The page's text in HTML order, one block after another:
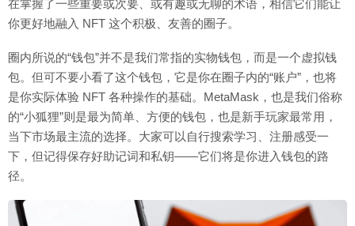
在掌握了一些重要或次要、或有趣或无聊的术语，相信它们能让
你更好地融入 NFT 这个积极、友善的圈子。
圈内所说的“钱包”并不是我们常指的实物钱包，而是一个虚拟钱
包。但可不要小看了这个钱包，它是你在圈子内的“账户”，也将
是你实际体验 NFT 各种操作的基础。MetaMask，也是我们俗称
的“小狐狸”则是最为简单、方便的钱包，也是新手玩家最常用，
当下市场最主流的选择。大家可以自行搜索学习、注册感受一
下，但记得保存好助记词和私钥——它们将是你进入钱包的路
径。